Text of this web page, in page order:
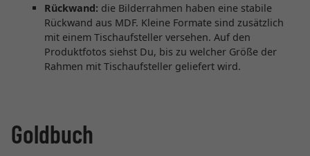
Rückwand: die Bilderrahmen haben eine stabile
Rückwand aus MDF. Kleine Formate sind zusätzlich
mit einem Tischaufsteller versehen. Auf den
Produktfotos siehst Du, bis zu welcher Größe der
Rahmen mit Tischaufsteller geliefert wird.
Goldbuch